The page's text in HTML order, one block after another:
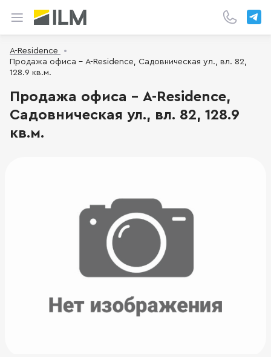
A-Residence
Продажа офиса - A-Residence, Садовническая ул., вл. 82,
128.9 кв.м.
Продажа офиса - A-Residence,
Садовническая ул., вл. 82, 128.9
кв.м.